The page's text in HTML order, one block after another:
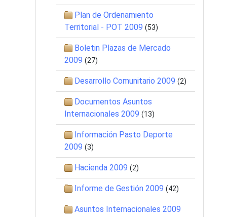
Plan de Ordenamiento
Territorial - POT 2009 (53)
Boletin Plazas de Mercado
2009 (27)
Desarrollo Comunitario 2009 (2)
Documentos Asuntos
Internacionales 2009 (13)
Información Pasto Deporte
2009 (3)
Hacienda 2009 (2)
Informe de Gestión 2009 (42)
Asuntos Internacionales 2009